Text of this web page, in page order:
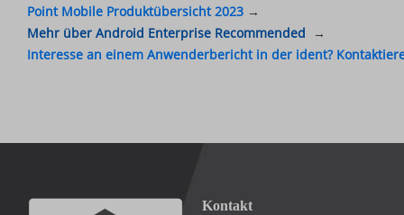
Point Mobile Produktübersicht 2023 →
Mehr über Android Enterprise Recommended
→
Interesse an einem Anwenderbericht in der ident?
Kontakt